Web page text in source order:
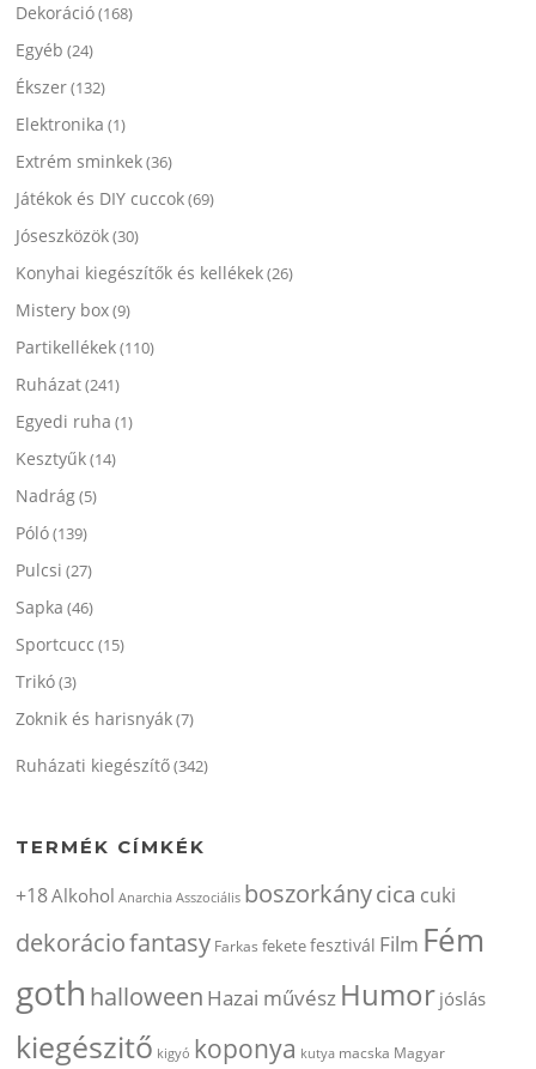
Dekoráció(168)
Egyéb (24)
Ékszer(132)
Elektronika (1)
Extrém sminkek(36)
Játékok és DIY cuccok(69)
Jóseszközök(30)
Konyhai kiegészítők és kellékek(26)
Mistery box(9)
Partikellékek(110)
Ruházat(241)
Egyedi ruha (1)
Kesztyűk(14)
Nadrág(5)
Póló(139)
Pulcsi (27)
Sapka (46)
Sportcucc (15)
Trikó(3)
Zoknik és harisnyák(7)
Ruházati kiegészítő(342)
TERMÉK CÍMKÉK
+18Alkohol Anarchia Asszociális boszorkánycica cuki
dekoráciofantasy Farkas feketefesztivál Film Fém
goth halloween Hazai művész Humor jóslás
kiegészitő kigyó koponya kutya macska Magyar